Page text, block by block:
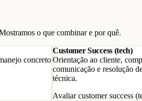
o que combinar e por quê.
concreto
Customer Success (tech)
Orientação ao cliente,
comunicação e resolução
técnica.
Avaliar customer success